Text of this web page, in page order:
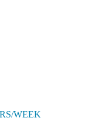
WEEK